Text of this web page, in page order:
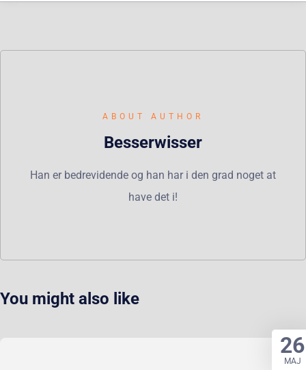
ABOUT AUTHOR
Besserwisser
Han er bedrevidende og han har i den grad noget at
have det i!
You might also like
26
MAJ